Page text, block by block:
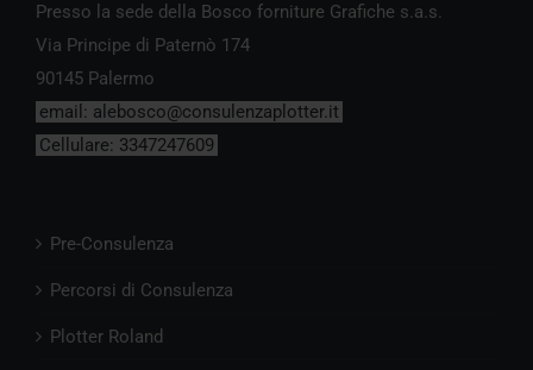
Presso la sede della Bosco forniture Grafiche s.a.s.
Via Principe di Paternò 174
90145 Palermo
email: alebosco@consulenzaplotter.it
Cellulare: 3347247609
Pre-Consulenza
Percorsi di Consulenza
Plotter Roland